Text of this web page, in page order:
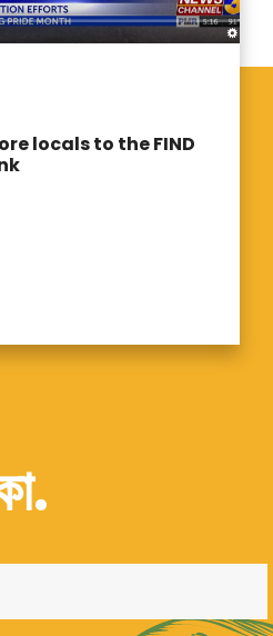
locals to the FIND